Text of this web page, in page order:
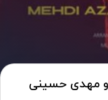
و مهدی حسینی